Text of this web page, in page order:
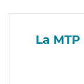
La